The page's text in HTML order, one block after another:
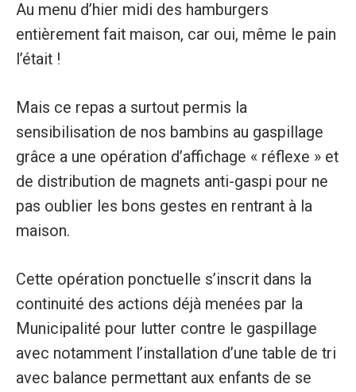
Au menu d’hier midi des hamburgers
entièrement fait maison, car oui, même le pain
l’était !
Mais ce repas a surtout permis la
sensibilisation de nos bambins au gaspillage
grâce a une opération d’affichage « réflexe » et
de distribution de magnets anti-gaspi pour ne
pas oublier les bons gestes en rentrant à la
maison.
Cette opération ponctuelle s’inscrit dans la
continuité des actions déjà menées par la
Municipalité pour lutter contre le gaspillage
avec notamment l’installation d’une table de tri
avec balance permettant aux enfants de se